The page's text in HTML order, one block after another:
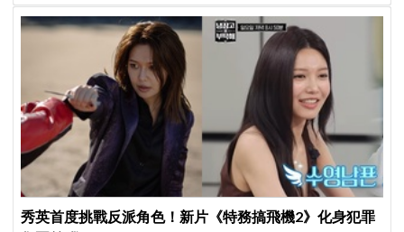
秀英首度挑戰反派角色！新片《特務搞飛機2》化身犯罪